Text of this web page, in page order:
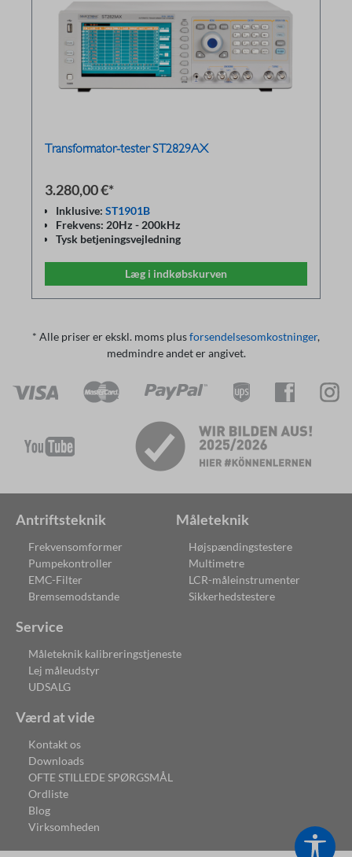
Transformator-tester ST2829AX
3.280,00 €*
Inklusive: ST1901B
Frekvens: 20Hz - 200kHz
Tysk betjeningsvejledning
800x480 LCD-farvedisplay
Hastighed: 13ms
Grænseflader: LAN-LXI, USB, RS232, Handler, DCI,
Læg i indkøbskurven
* Alle priser er ekskl. moms plusforsendelsesomkostninger,
medmindre andet er angivet.
Antriftsteknik
Frekvensomformer
Pumpekontroller
EMC-Filter
Bremsemodstande
Måleteknik
Højspændingstestere
Multimetre
LCR-måleinstrumenter
Sikkerhedstestere
Service
Måleteknik kalibreringstjeneste
Lej måleudstyr
UDSALG
Værd at vide
Kontakt os
Downloads
OFTE STILLEDE SPØRGSMÅL
Ordliste
Blog
Virksomheden
Vis